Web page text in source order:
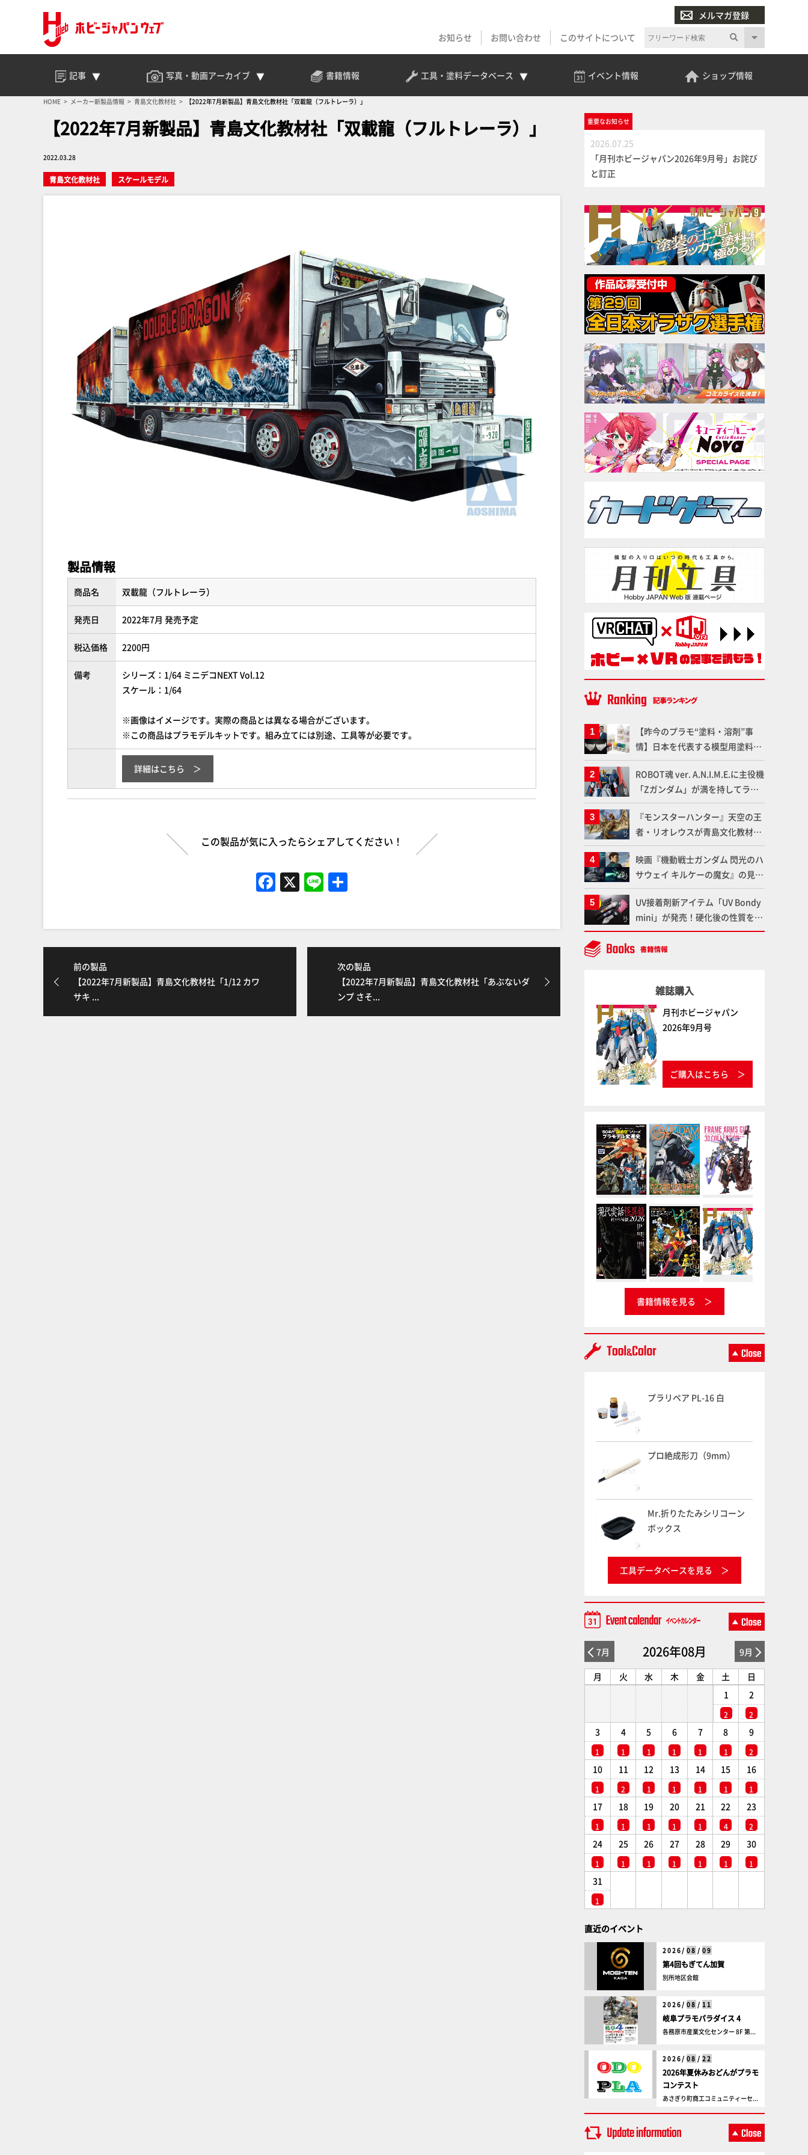
メルマガ登録
お知らせ
お問い合わせ このサイトについて
記事 写真・動画アーカイブ 書籍情報 工具・塗料データベース イベント情報 ショップ情報
HOME メーカー新製品情報 青島文化教材社 【2022年7月新製品】青島文化教材社「双載龍（フルトレーラ）」
【2022年7月新製品】青島文化教材社「双載龍（フルトレーラ）」
2022.03.28
青島文化教材社 スケールモデル
製品情報
商品名 双載龍（フルトレーラ）
発売日 2022年7月 発売予定
税込価格 2200円
備考
シリーズ：1/64 ミニデコNEXT Vol.12
スケール：1/64
※画像はイメージです。実際の商品とは異なる場合がございます。
※この商品はプラモデルキットです。組み立てには別途、工具等が必要です。
詳細はこちら
この製品が気に入ったらシェアしてください！
F
a
e
k
X Li
n
前の製品
【2022年7月新製品】青島文化教材社「1/12 カワ
サキ ...
次の製品
【2022年7月新製品】青島文化教材社「あぶないダ
ンプ さそ...
重要なお知らせ
2026.07.25
「月刊ホビージャパン2026年9月号」お詫び
と訂正
【昨今のプラモ“塗料・溶剤”事
情】日本を代表する模型用塗料
「Mr.カラー」やツールメーカー
である「GSIクレオス」が語るラ
ッカー塗料の未来とは？
ROBOT魂 ver. A.N.I.M.E.に主役機
「Zガンダム」が満を持してライ
ンナップ！ウェイブライダーへの
変形、劇中どおりのプロポーショ
ンを再現【機動戦士Zガンダム】
『モンスターハンター』天空の王
者・リオレウスが青島文化教材社
「PLAfig.」にラインナップ！原
型・蟹蟲修造氏の彩色作例で超ハ
イディテールかつ躍動感に満ちた
造形をチェック
映画『機動戦士ガンダム 閃光のハ
サウェイ キルケーの魔女』の見放
題配信が8月31日（月）よりスタ
ート！Prime Videoで国内独占配
信
UV接着剤新アイテム「UV Bondy
mini」が発売！硬化後の性質を活
かしてクリアーパーツへの加工や
エフェクト仕上げに活用してみよ
雑誌購入
月刊ホビージャパン
2026年9月号
ご購入はこちら
書籍情報を見る
プラリペア PL-16 白
プロ絶成形刀（9mm）
Mr.折りたたみシリコーン
ボックス
工具データベースを見る
7月 2026年08月 9月
月 火 水 木 金 土
日
1
2
2
2
3
1
4
1
5
1
6
1
7
1
8
1
9
2
10
1
11
2
12
1
13
1
14
1
15
1
16
1
17
1
18
1
19
1
20
1
21
1
22
4
23
2
24
1
25
1
26
1
27
1
28
1
29
1
30
1
31
1
直近のイベント
2026/ 08 / 09
第4回もぎてん加賀
別所地区会館
2026/ 08 / 11
岐阜プラモパラダイス 4
各務原市産業文化センター 8F 第...
2026/ 08 / 22
2026年夏休みおどんがプラモ
コンテスト
あさぎり町商工コミュニティーセ...